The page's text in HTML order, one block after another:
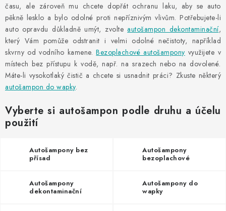
PŘÍSLUŠENSTVÍ
DÁRKOVÉ SADY A POUKAZY
ČLÁNKY
NAŠE SLUŽBY
KONTAKTY
Věrnostní program
Všeobecné obchodní podmínky
času, ale zároveň mu chcete dopřát ochranu laku, aby se auto
pěkně lesklo a bylo odolné proti nepříznivým vlivům. Potřebujete-li
auto opravdu důkladně umýt, zvolteautošampon dekontaminační,
který Vám pomůže odstranit i velmi odolné nečistoty, například
skvrny od vodního kamene.Bezoplachové autošampony využijete v
místech bez přístupu k vodě, např. na srazech nebo na dovolené.
Máte-li vysokotlaký čistič a chcete si usnadnit práci? Zkuste některý
autošampon do wapky.
Vyberte si autošampon podle druhu a účelu
použití
Autošampony bez
přísad
Autošampony
bezoplachové
Autošampony
dekontaminační
Autošampony do
wapky